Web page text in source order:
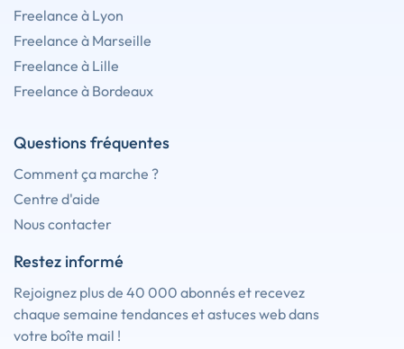
Freelance à Lyon
Freelance à Marseille
Freelance à Lille
Freelance à Bordeaux
Questions fréquentes
Comment ça marche ?
Centre d'aide
Nous contacter
Restez informé
Rejoignez plus de 40 000 abonnés et recevez
chaque semaine tendances et astuces web dans
votre boîte mail !